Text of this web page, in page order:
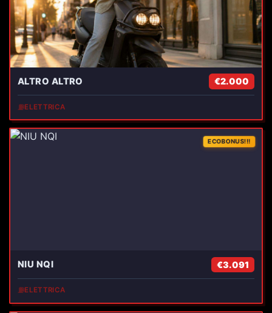
ALTRO ALTRO €2.000
⛽ELETTRICA
ECOBONUS!!!
NIU NQI €3.091
⛽ELETTRICA